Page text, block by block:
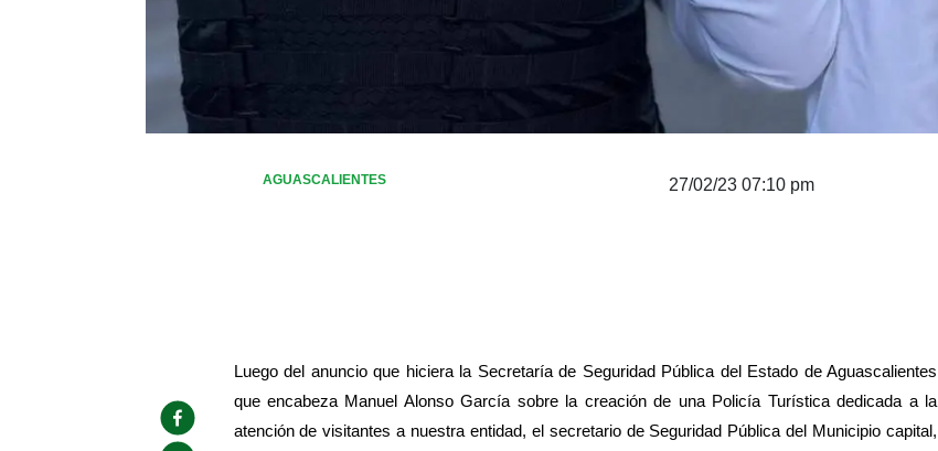
AGUASCALIENTES 27/02/23 07:10 pm
Luego del anuncio que hiciera la Secretaría de Seguridad Pública del Estado de Aguascalientes
que encabeza Manuel Alonso García sobre la creación de una Policía Turística dedicada a la
atención de visitantes a nuestra entidad, el secretario de Seguridad Pública del Municipio capital,